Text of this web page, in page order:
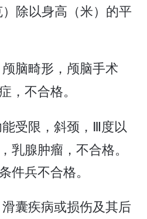
）除以身高（米）的平
脑畸形，颅脑手术
，不合格。
受限，斜颈，Ⅲ度以
乳腺肿瘤，不合格。
件兵不合格。
囊疾病或损伤及其后